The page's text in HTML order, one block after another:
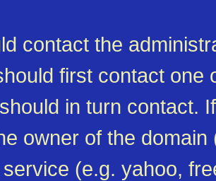
contact the
first contact one
in turn contact.
owner of the
(e.g. yahoo,